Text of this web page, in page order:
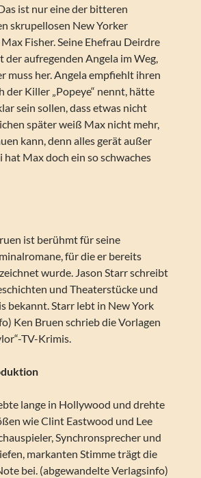
ist nur eine der bitteren
skrupellosen New Yorker
Fisher. Seine Ehefrau Deirdre
der aufregenden Angela im Weg,
muss her. Angela empfiehlt ihren
der Killer „Popeye“ nennt, hätte
sein sollen, dass etwas nicht
später weiß Max nicht mehr,
kann, denn alles gerät außer
Max doch ein so schwaches
ist berühmt für seine
für die er bereits
wurde. Jason Starr schreibt
und Theaterstücke und
bekannt. Starr lebt in New York
Ken Bruen schrieb die Vorlagen
TV-Krimis.
lange in Hollywood und drehte
wie Clint Eastwood und Lee
Synchronsprecher und
markanten Stimme trägt die
bei. (abgewandelte Verlagsinfo)